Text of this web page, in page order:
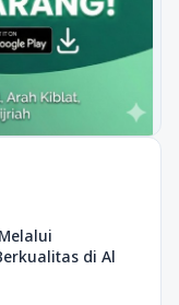
di Al